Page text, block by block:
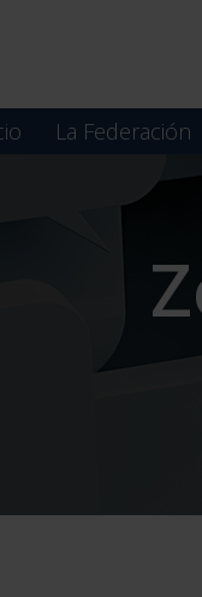
La Federación